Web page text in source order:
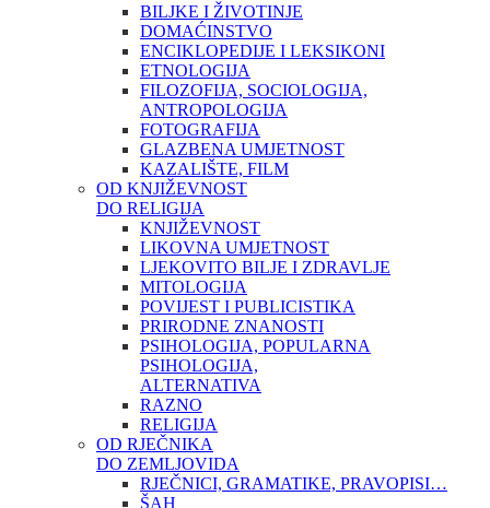
BILJKE I ŽIVOTINJE
DOMAĆINSTVO
ENCIKLOPEDIJE I LEKSIKONI
ETNOLOGIJA
FILOZOFIJA, SOCIOLOGIJA,
ANTROPOLOGIJA
FOTOGRAFIJA
GLAZBENA UMJETNOST
KAZALIŠTE, FILM
OD KNJIŽEVNOST
DO RELIGIJA
KNJIŽEVNOST
LIKOVNA UMJETNOST
LJEKOVITO BILJE I ZDRAVLJE
MITOLOGIJA
POVIJEST I PUBLICISTIKA
PRIRODNE ZNANOSTI
PSIHOLOGIJA, POPULARNA
PSIHOLOGIJA,
ALTERNATIVA
RAZNO
RELIGIJA
OD RJEČNIKA
DO ZEMLJOVIDA
RJEČNICI, GRAMATIKE, PRAVOPISI…
ŠAH